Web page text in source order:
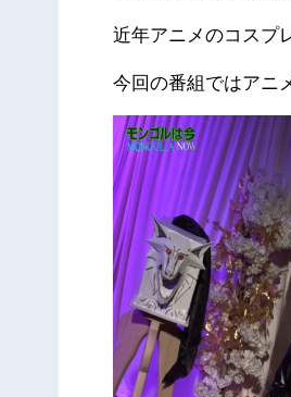
近年アニメのコスプ
今回の番組ではアニ